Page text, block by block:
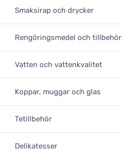
Smaksirap och drycker
Rengöringsmedel och tillbehör
Vatten och vattenkvalitet
Koppar, muggar och glas
Tetillbehör
Delikatesser